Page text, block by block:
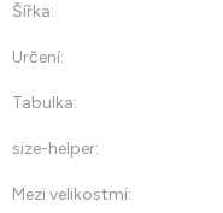
Šířka:
Určení:
Tabulka:
size-helper:
Mezi velikostmi: